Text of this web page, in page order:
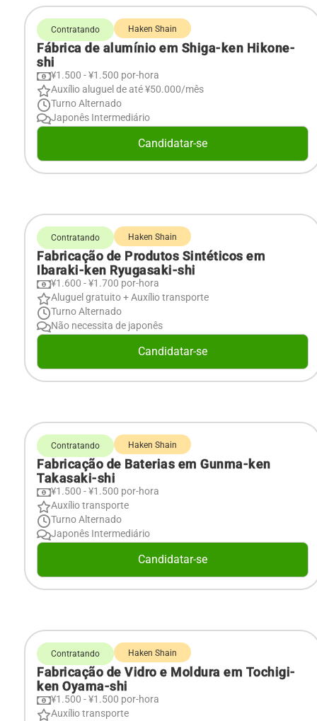
Contratando Haken Shain
Fábrica de alumínio em Shiga-ken Hikone-
shi
¥1.500 - ¥1.500 por-hora
Auxílio aluguel de até ¥50.000/mês
Turno Alternado
Japonês Intermediário
Candidatar-se
Contratando Haken Shain
Fabricação de Produtos Sintéticos em
Ibaraki-ken Ryugasaki-shi
¥1.600 - ¥1.700 por-hora
Aluguel gratuito + Auxílio transporte
Turno Alternado
Não necessita de japonês
Candidatar-se
Contratando Haken Shain
Fabricação de Baterias em Gunma-ken
Takasaki-shi
¥1.500 - ¥1.500 por-hora
Auxílio transporte
Turno Alternado
Japonês Intermediário
Candidatar-se
Contratando Haken Shain
Fabricação de Vidro e Moldura em Tochigi-
ken Oyama-shi
¥1.500 - ¥1.500 por-hora
Auxílio transporte